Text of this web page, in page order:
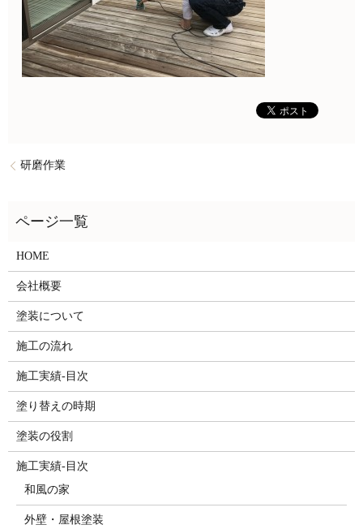
研磨作業
HOME
会社概要
塗装について
施工の流れ
施工実績-目次
塗り替えの時期
塗装の役割
施工実績-目次
和風の家
外壁・屋根塗装